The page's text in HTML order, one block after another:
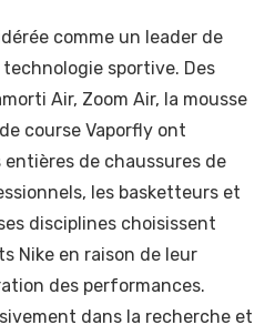
comme un leader de
sportive. Des
Air, Zoom Air, la mousse
course Vaporfly ont
de chaussures de
les basketteurs et
disciplines choisissent
Nike en raison de leur
des performances.
dans la recherche et